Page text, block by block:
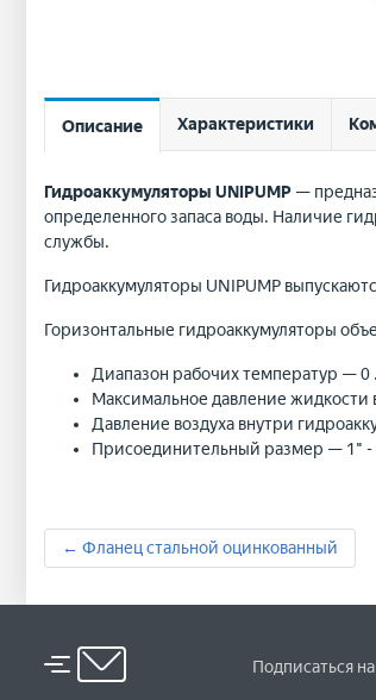
Описание Характеристики
Гидроаккумуляторы UNIPUMP —
определенного запаса воды. Наличие
службы.
Гидроаккумуляторы UNIPUMP
Горизонтальные гидроаккумуляторы
Диапазон рабочих температур — 0
Максимальное давление жидкости
Давление воздуха внутри
Присоединительный размер — 1" -
← Фланец стальной оцинкованный
Подписаться